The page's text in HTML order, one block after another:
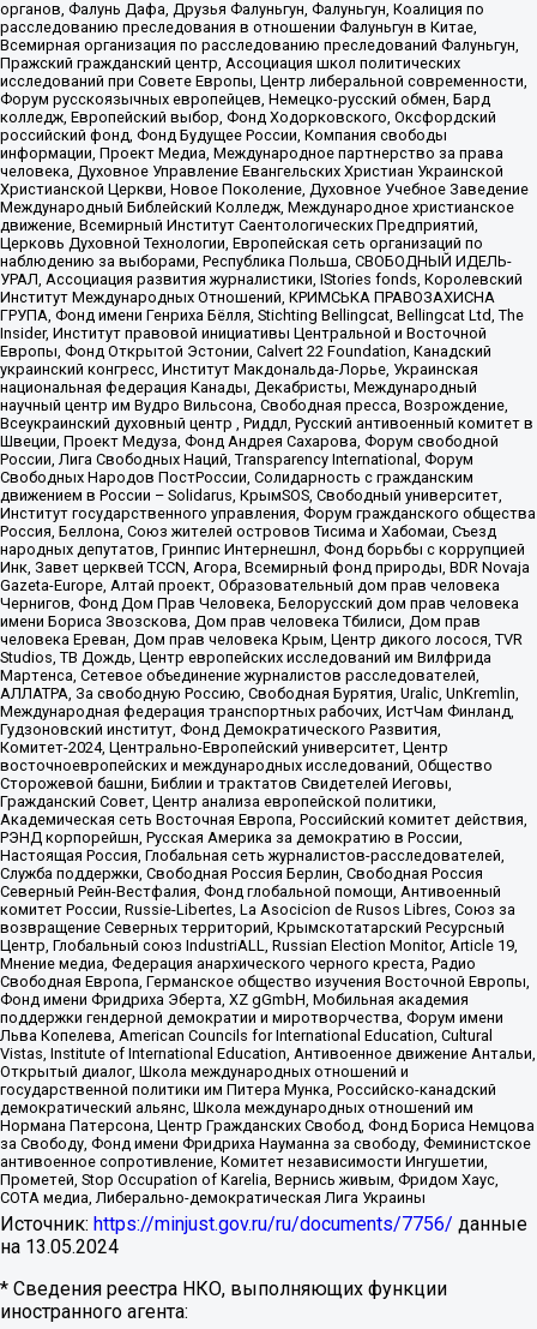
органов, Фалунь Дафа, Друзья Фалуньгун, Фалуньгун, Коалиция по
расследованию преследования в отношении Фалуньгун в Китае,
Всемирная организация по расследованию преследований Фалуньгун,
Пражский гражданский центр, Ассоциация школ политических
исследований при Совете Европы, Центр либеральной современности,
Форум русскоязычных европейцев, Немецко-русский обмен, Бард
колледж, Европейский выбор, Фонд Ходорковского, Оксфордский
российский фонд, Фонд Будущее России, Компания свободы
информации, Проект Медиа, Международное партнерство за права
человека, Духовное Управление Евангельских Христиан Украинской
Христианской Церкви, Новое Поколение, Духовное Учебное Заведение
Международный Библейский Колледж, Международное христианское
движение, Всемирный Институт Саентологических Предприятий,
Церковь Духовной Технологии, Европейская сеть организаций по
наблюдению за выборами, Республика Польша, СВОБОДНЫЙ ИДЕЛЬ-
УРАЛ, Ассоциация развития журналистики, IStories fonds, Королевский
Институт Международных Отношений, КРИМСЬКА ПРАВОЗАХИСНА
ГРУПА, Фонд имени Генриха Бёлля, Stichting Bellingcat, Bellingcat Ltd, The
Insider, Институт правовой инициативы Центральной и Восточной
Европы, Фонд Открытой Эстонии, Calvert 22 Foundation, Канадский
украинский конгресс, Институт Макдональда-Лорье, Украинская
национальная федерация Канады, Декабристы, Международный
научный центр им Вудро Вильсона, Свободная пресса, Возрождение,
Всеукраинский духовный центр , Риддл, Русский антивоенный комитет в
Швеции, Проект Медуза, Фонд Андрея Сахарова, Форум свободной
России, Лига Свободных Наций, Transparеncy International, Форум
Свободных Народов ПостРоссии, Солидарность с гражданским
движением в России – Solidarus, КрымSOS, Свободный университет,
Институт государственного управления, Форум гражданского общества
Россия, Беллона, Союз жителей островов Тисима и Хабомаи, Съезд
народных депутатов, Гринпис Интернешнл, Фонд борьбы с коррупцией
Инк, Завет церквей TCCN, Агора, Всемирный фонд природы, BDR Novaja
Gazeta-Europe, Алтай проект, Образовательный дом прав человека
Чернигов, Фонд Дом Прав Человека, Белорусский дом прав человека
имени Бориса Звозскова, Дом прав человека Тбилиси, Дом прав
человека Ереван, Дом прав человека Крым, Центр дикого лосося, TVR
Studios, ТВ Дождь, Центр европейских исследований им Вилфрида
Мартенса, Сетевое объединение журналистов расследователей,
АЛЛАТРА, За свободную Россию, Свободная Бурятия, Uralic, UnKremlin,
Международная федерация транспортных рабочих, ИстЧам Финланд,
Гудзоновский институт, Фонд Демократического Развития,
Комитет-2024, Центрально-Европейский университет, Центр
восточноевропейских и международных исследований, Общество
Сторожевой башни, Библии и трактатов Свидетелей Иеговы,
Гражданский Совет, Центр анализа европейской политики,
Академическая сеть Восточная Европа, Российский комитет действия,
РЭНД корпорейшн, Русская Америка за демократию в России,
Настоящая Россия, Глобальная сеть журналистов-расследователей,
Служба поддержки, Свободная Россия Берлин, Свободная Россия
Северный Рейн-Вестфалия, Фонд глобальной помощи, Антивоенный
комитет России, Russie-Libertes, La Asocicion de Rusos Libres, Союз за
возвращение Северных территорий, Крымскотатарский Ресурсный
Центр, Глобальный союз IndustriALL, Russian Election Monitor, Article 19,
Мнение медиа, Федерация анархического черного креста, Радио
Свободная Европа, Германское общество изучения Восточной Европы,
Фонд имени Фридриха Эберта, XZ gGmbH, Мобильная академия
поддержки гендерной демократии и миротворчества, Форум имени
Льва Копелева, American Councils for International Education, Cultural
Vistas, Institute of International Education, Антивоенное движение Антальи,
Открытый диалог, Школа международных отношений и
государственной политики им Питера Мунка, Российско-канадский
демократический альянс, Школа международных отношений им
Нормана Патерсона, Центр Гражданских Свобод, Фонд Бориса Немцова
за Свободу, Фонд имени Фридриха Науманна за свободу, Феминистское
антивоенное сопротивление, Комитет независимости Ингушетии,
Прометей, Stop Occupation of Karelia, Вернись живым, Фридом Хаус,
СОТА медиа, Либерально-демократическая Лига Украины
Источник: https://minjust.gov.ru/ru/documents/7756/ данные
на 13.05.2024
* Сведения реестра НКО, выполняющих функции
иностранного агента: